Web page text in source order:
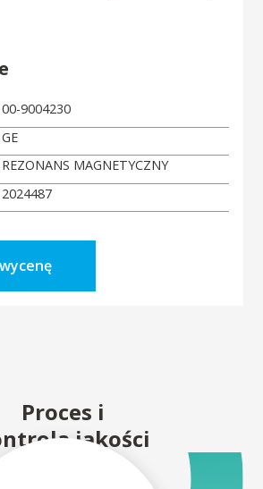
00-9004230
GE
REZONANS MAGNETYCZNY
2024487
Proces i
jakości